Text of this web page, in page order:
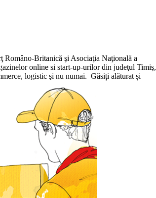
Româno-Britanică şi Asociaţia Naţională a
online si start-up-urilor din judeţul Timiş,
logistic şi nu numai. Găsiți alăturat și